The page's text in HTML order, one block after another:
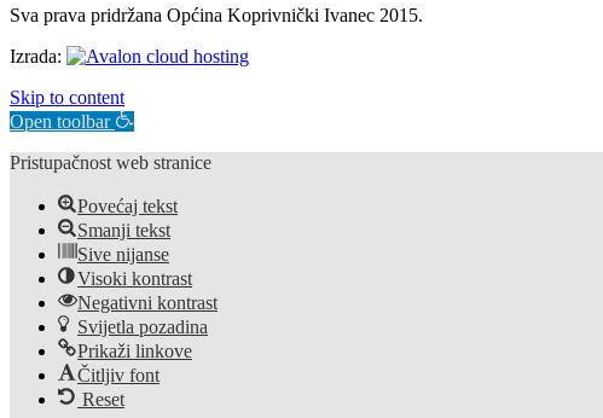
Sva prava pridržana Općina Koprivnički Ivanec 2015.
Izrada:
Skip to content
Open toolbar
Pristupačnost web stranice
Povećaj tekst
Smanji tekst
Sive nijanse
Visoki kontrast
Negativni kontrast
Svijetla pozadina
Prikaži linkove
Čitljiv font
Reset